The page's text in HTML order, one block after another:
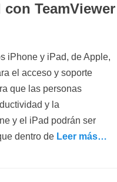
TeamViewer
iPhone y iPad, de Apple,
el acceso y soporte
que las personas
y la
y el iPad podrán ser
dentro de Leer más…